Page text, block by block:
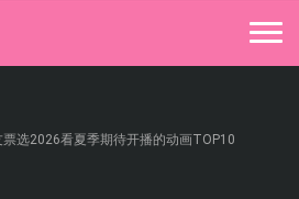
选2026看夏季期待开播的动画TOP10